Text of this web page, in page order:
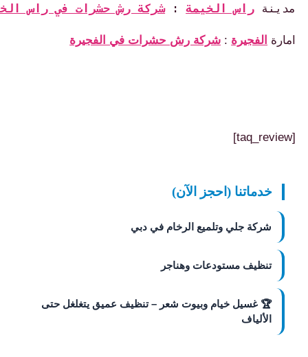
راس الخيمة : شركة رش حشرات في راس الخيمة
الفجيرة :شركة رش حشرات في الفجيرة
خدماتنا (احجز الآن)
شركة جلي وتلميع الرخام في دبي
تنظيف مستودعات وهناجر
🏆 غسيل خيام وبيوت شعر – تنظيف عميق يتغلغل حتى
الألياف